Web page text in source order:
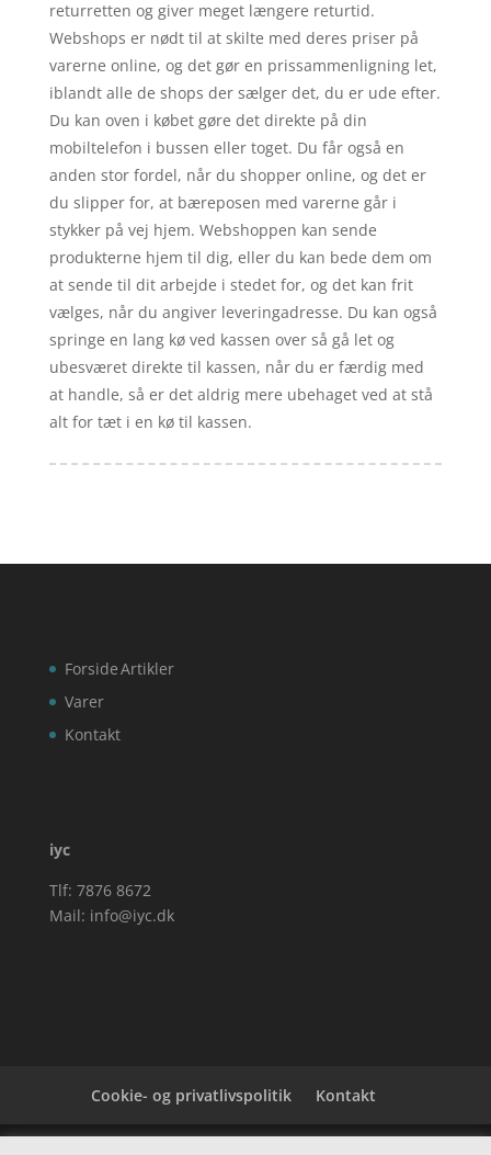
returretten og giver meget længere returtid.
Webshops er nødt til at skilte med deres priser på
varerne online, og det gør en prissammenligning let,
iblandt alle de shops der sælger det, du er ude efter.
Du kan oven i købet gøre det direkte på din
mobiltelefon i bussen eller toget. Du får også en
anden stor fordel, når du shopper online, og det er
du slipper for, at bæreposen med varerne går i
stykker på vej hjem. Webshoppen kan sende
produkterne hjem til dig, eller du kan bede dem om
at sende til dit arbejde i stedet for, og det kan frit
vælges, når du angiver leveringadresse. Du kan også
springe en lang kø ved kassen over så gå let og
ubesværet direkte til kassen, når du er færdig med
at handle, så er det aldrig mere ubehaget ved at stå
alt for tæt i en kø til kassen.
Forside
Varer
Kontakt
Artikler
iyc
Tlf: 7876 8672
Mail: info@iyc.dk
Cookie- og privatlivspolitik Kontakt